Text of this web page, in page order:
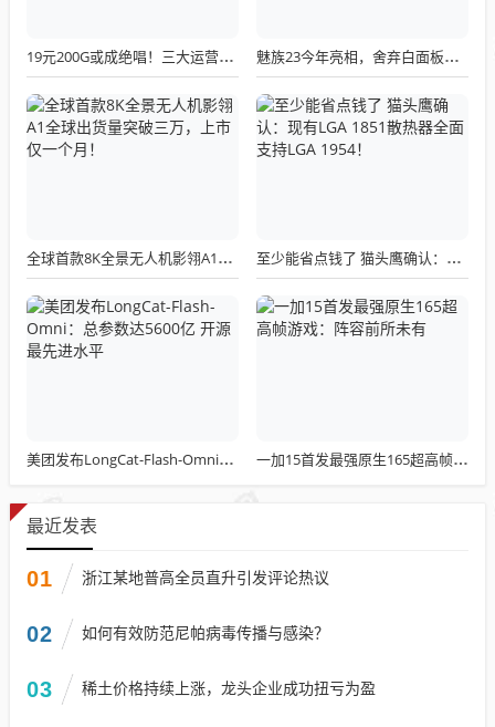
19元200G或成绝唱！三大运营商关停所有第三方渠道：被指变相涨价 魅族23今年亮相，舍弃白面板设计，白面板手机成绝版传统
全球首款8K全景无人机影翎A1全球出货量突破三万，上市仅一个月！ 至少能省点钱了 猫头鹰确认：现有LGA 1851散热器全面支持LGA 1954！
美团发布LongCat-Flash-Omni：总参数达5600亿 开源最先进水平 一加15首发最强原生165超高帧游戏：阵容前所未有
最近发表
01 浙江某地普高全员直升引发评论热议
02 如何有效防范尼帕病毒传播与感染？
03 稀土价格持续上涨，龙头企业成功扭亏为盈